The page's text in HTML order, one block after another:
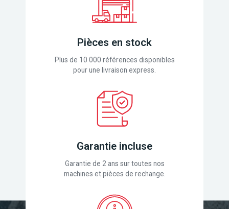
Pièces en stock
Plus de 10 000 références disponibles
pour une livraison express.
Garantie incluse
Garantie de 2 ans sur toutes nos
machines et pièces de rechange.